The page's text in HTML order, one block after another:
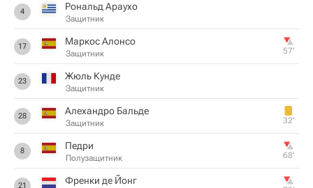
4 Рональд Араухо
Защитник
17 Маркос Алонсо
Защитник 57‎’‎
23 Жюль Кунде
Защитник
28 Алехандро Бальде
Защитник 32‎’‎
8 Педри
Полузащитник 68‎’‎
21 Френки де Йонг